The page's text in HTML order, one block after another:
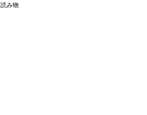
読み物